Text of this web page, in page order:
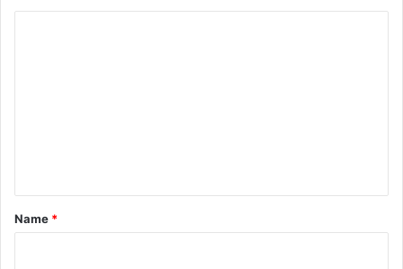
*
Name *